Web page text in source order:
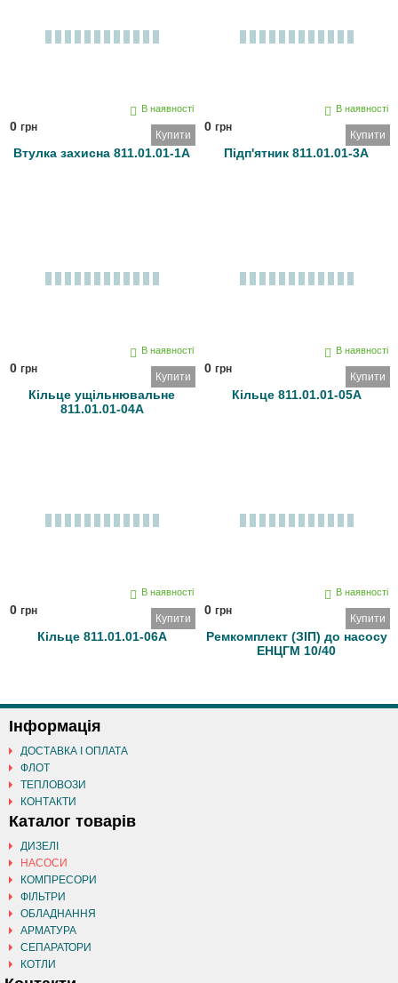
В наявності
0 грн
Купити
Втулка захисна 811.01.01-1А
В наявності
0 грн
Купити
Підп'ятник 811.01.01-3А
В наявності
0 грн
Купити
Кільце ущільнювальне
811.01.01-04А
В наявності
0 грн
Купити
Кільце 811.01.01-05А
В наявності
0 грн
Купити
Кільце 811.01.01-06А
В наявності
0 грн
Купити
Ремкомплект (ЗІП) до насосу
ЕНЦГМ 10/40
Інформація
ДОСТАВКА І ОПЛАТА
ФЛОТ
ТЕПЛОВОЗИ
КОНТАКТИ
Каталог товарів
ДИЗЕЛІ
НАСОСИ
КОМПРЕСОРИ
ФІЛЬТРИ
ОБЛАДНАННЯ
АРМАТУРА
СЕПАРАТОРИ
КОТЛИ